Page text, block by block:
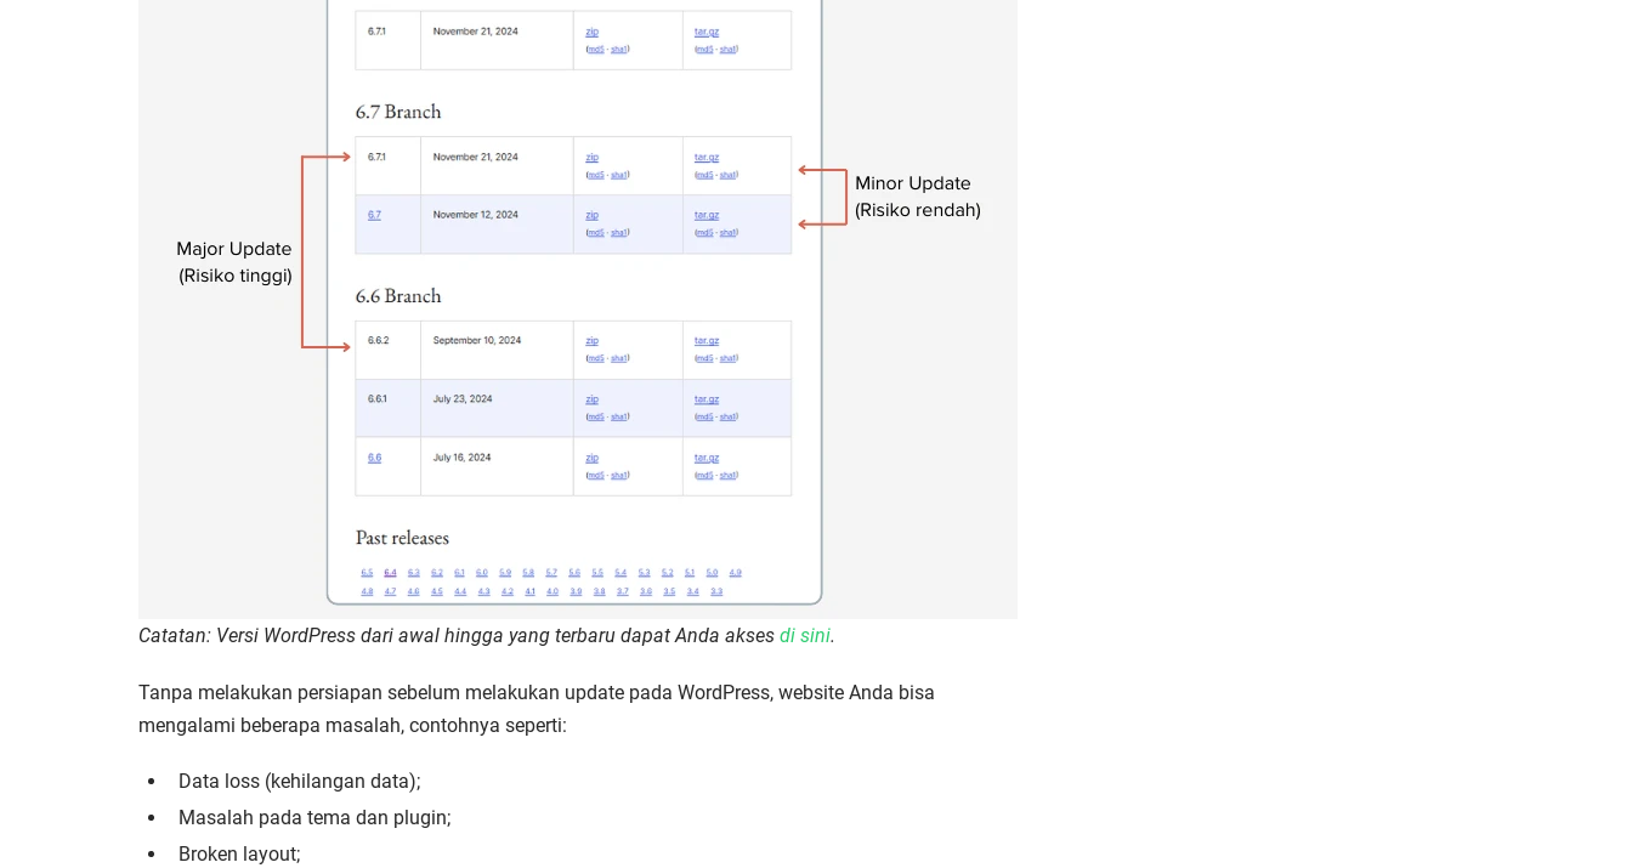
Catatan: Versi WordPress dari awal hingga yang terbaru dapat Anda akses di sini.
Tanpa melakukan persiapan sebelum melakukan update pada WordPress, website Anda bisa
mengalami beberapa masalah, contohnya seperti:
Data loss (kehilangan data);
Masalah pada tema dan plugin;
Broken layout;